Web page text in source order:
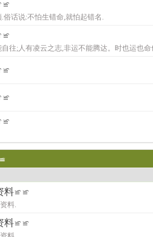
俗话说:不怕生错命,就怕起错名.
往;人有凌云之志,非运不能腾达。时也运也命
料≌≌
料.
料≌≌